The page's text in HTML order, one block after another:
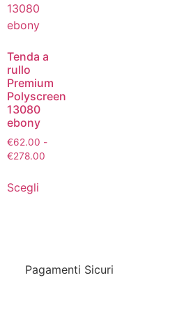
Tenda a
rullo
Premium
Polyscreen
13080
ebony
€62.00 -
€278.00
Scegli
Pagamenti Sicuri